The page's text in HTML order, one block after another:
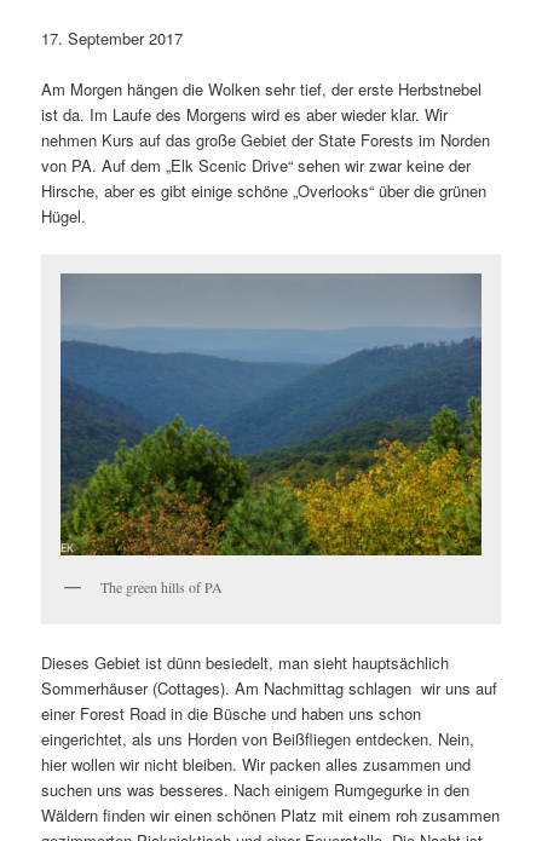
17. September 2017
Am Morgen hängen die Wolken sehr tief, der erste Herbstnebel
ist da. Im Laufe des Morgens wird es aber wieder klar. Wir
nehmen Kurs auf das große Gebiet der State Forests im Norden
von PA. Auf dem „Elk Scenic Drive“ sehen wir zwar keine der
Hirsche, aber es gibt einige schöne „Overlooks“ über die grünen
Hügel.
The green hills of PA
Dieses Gebiet ist dünn besiedelt, man sieht hauptsächlich
Sommerhäuser (Cottages). Am Nachmittag schlagen wir uns auf
einer Forest Road in die Büsche und haben uns schon
eingerichtet, als uns Horden von Beißfliegen entdecken. Nein,
hier wollen wir nicht bleiben. Wir packen alles zusammen und
suchen uns was besseres. Nach einigem Rumgegurke in den
Wäldern finden wir einen schönen Platz mit einem roh zusammen